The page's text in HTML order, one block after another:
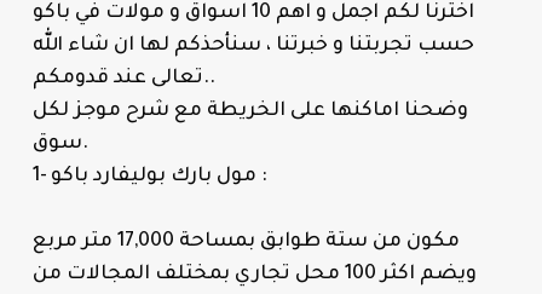
اخترنا لكم اجمل و اهم 10 اسواق و مولات في باكو
حسب تجربتنا و خبرتنا ، سنأحذكم لها ان شاء الله
تعالى عند قدومكم..
وضحنا اماكنها على الخريطة مع شرح موجز لكل
سوق.
1- مول بارك بوليفارد باكو :
مكون من ستة طوابق بمساحة 17,000 متر مربع
ويضم اكثر 100 محل تجاري بمختلف المجالات من